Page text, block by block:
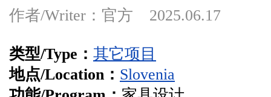
作者/Writer：官方 2025.06.17
类型/Type： 其它项目
地点/Location： Slovenia